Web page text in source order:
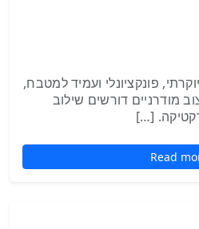
פונקציונלי ועמיד למטבח,
מודרניים דורשים שילוב
[…]
Read